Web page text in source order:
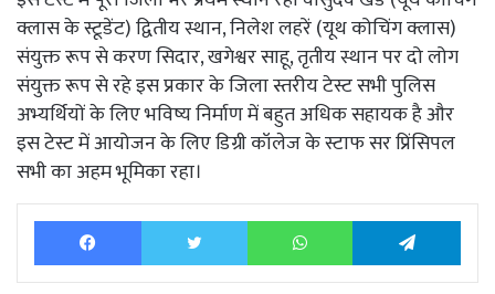
क्लास के स्टूडेंट) द्वितीय स्थान, निलेश लहरें (यूथ कोचिंग क्लास)
संयुक्त रूप से करण सिदार, खगेश्वर साहू, तृतीय स्थान पर दो लोग
संयुक्त रूप से रहे इस प्रकार के जिला स्तरीय टेस्ट सभी पुलिस
अभ्यर्थियों के लिए भविष्य निर्माण में बहुत अधिक सहायक है और
इस टेस्ट में आयोजन के लिए डिग्री कॉलेज के स्टाफ सर प्रिंसिपल
सभी का अहम भूमिका रहा।
Facebook Twitter WhatsApp